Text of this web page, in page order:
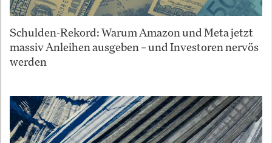
Schulden-Rekord: Warum Amazon und Meta jetzt
massiv Anleihen ausgeben – und Investoren nervös
werden